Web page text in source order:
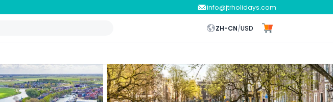
info@jtrholidays.com
ZH-CN/USD